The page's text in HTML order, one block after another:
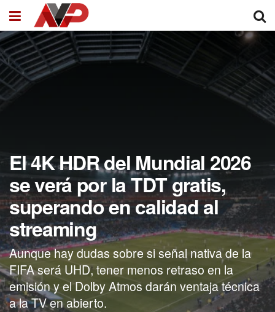
El 4K HDR del Mundial 2026
se verá por la TDT gratis,
superando en calidad al
streaming
Aunque hay dudas sobre si señal nativa de la
FIFA será UHD, tener menos retraso en la
emisión y el Dolby Atmos darán ventaja técnica
a la TV en abierto.